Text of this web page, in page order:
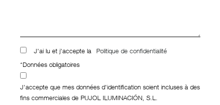
J'ai lu et j'accepte la Politique de confidentialité
*Données obligatoires
J'accepte que mes données d'identification soient incluses à des
fins commerciales de PUJOL ILUMINACIÓN, S.L.